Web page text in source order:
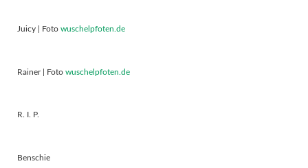
Juicy | Foto wuschelpfoten.de
Rainer | Foto wuschelpfoten.de
R. I. P.
Benschie